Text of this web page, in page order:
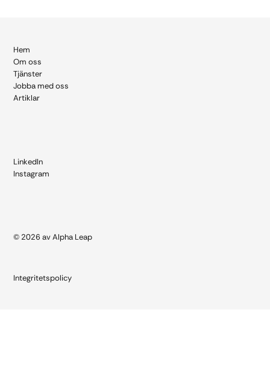
Hem
Om oss
Tjänster
Jobba med oss
Artiklar
LinkedIn
Instagram
Integritetspolicy
© 2026 av Alpha Leap